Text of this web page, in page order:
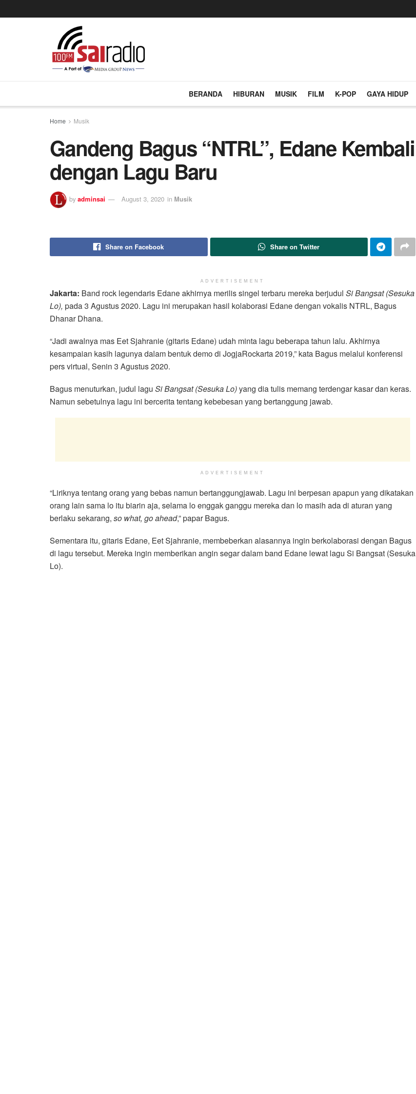
BERANDA HIBURAN MUSIK FILM K-POP GAYA HIDUP
Home Musik
Gandeng Bagus “NTRL”, Edane Kembali
dengan Lagu Baru
by adminsai August 3, 2020 in Musik
Share on Facebook Share on Twitter
ADVERTISEMENT
Jakarta: Band rock legendaris Edane akhirnya merilis singel terbaru mereka berjudul Si Bangsat (Sesuka
Lo), pada 3 Agustus 2020. Lagu ini merupakan hasil kolaborasi Edane dengan vokalis NTRL, Bagus
Dhanar Dhana.
“Jadi awalnya mas Eet Sjahranie (gitaris Edane) udah minta lagu beberapa tahun lalu. Akhirnya
kesampaian kasih lagunya dalam bentuk demo di JogjaRockarta 2019,” kata Bagus melalui konferensi
pers virtual, Senin 3 Agustus 2020.
Bagus menuturkan, judul lagu Si Bangsat (Sesuka Lo)yang dia tulis memang terdengar kasar dan keras.
Namun sebetulnya lagu ini bercerita tentang kebebesan yang bertanggung jawab.
ADVERTISEMENT
“Liriknya tentang orang yang bebas namun bertanggungjawab. Lagu ini berpesan apapun yang dikatakan
orang lain sama lo itu biarin aja, selama lo enggak ganggu mereka dan lo masih ada di aturan yang
berlaku sekarang, so what, go ahead,” papar Bagus.
Sementara itu, gitaris Edane, Eet Sjahranie, membeberkan alasannya ingin berkolaborasi dengan Bagus
di lagu tersebut. Mereka ingin memberikan angin segar dalam band Edane lewat lagu Si Bangsat (Sesuka
Lo).